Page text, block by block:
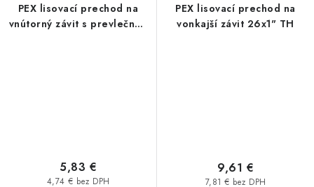
PEX lisovací prechod na
vnútorný závit s prevlečnou
4,74 € bez DPH
5,83 €
PEX lisovací prechod na
vonkajší závit 26x1" TH
7,81 € bez DPH
9,61 €